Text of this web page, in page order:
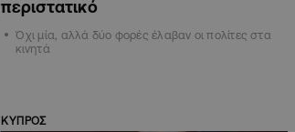
περιστατικό
Όχι μία, αλλά δύο φορές έλαβαν οι πολίτες στα
κινητά
ΚΥΠΡΟΣ